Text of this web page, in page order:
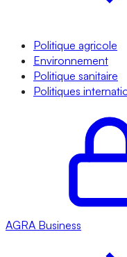
Politique agricole
Environnement
Politique sanitaire
Politiques
AGRA Business